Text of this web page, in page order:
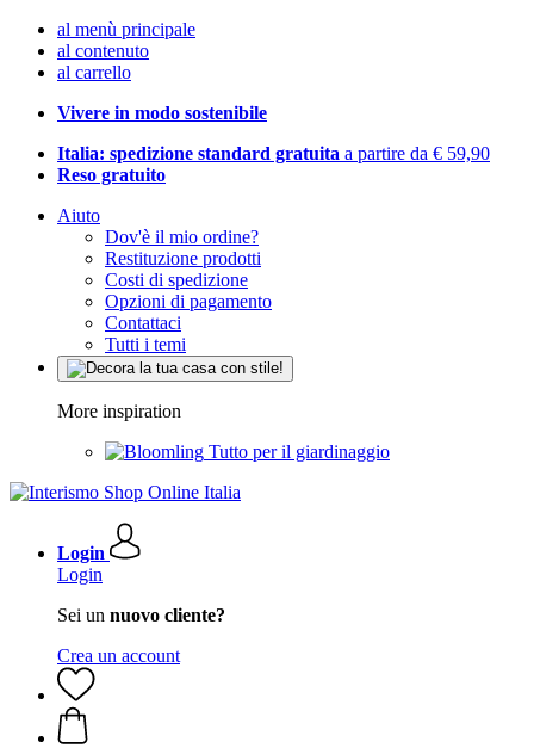
al menù principale
al contenuto
al carrello
Vivere in modo sostenibile
Italia: spedizione standard gratuita a partire da € 59,90
Reso gratuito
Aiuto
Dov'è il mio ordine?
Restituzione prodotti
Costi di spedizione
Opzioni di pagamento
Contattaci
Tutti i temi
More inspiration
Tutto per il giardinaggio
Login
Login
Sei un nuovo cliente?
Crea un account